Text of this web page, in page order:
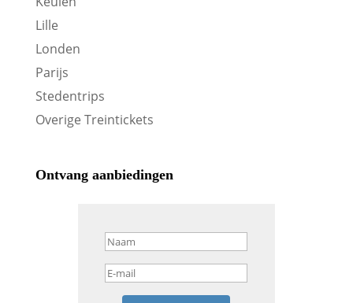
Lille
Londen
Parijs
Stedentrips
Overige Treintickets
Ontvang aanbiedingen